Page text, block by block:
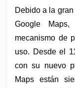
Debido a la
Google
mecanismo de
uso. Desde el
con su nuevo
Maps están